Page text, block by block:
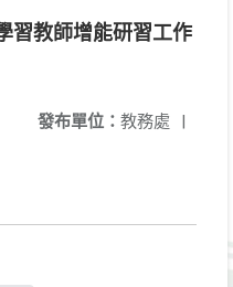
習教師增能研習工作
發布單位： 教務處 |